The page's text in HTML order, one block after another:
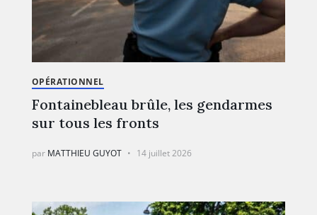
OPÉRATIONNEL
Fontainebleau brûle, les gendarmes
sur tous les fronts
par MATTHIEU GUYOT 14 juillet 2026